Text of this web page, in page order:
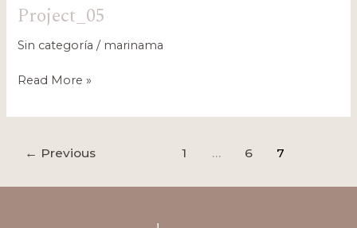
Project_05
Sin categoría / marinama
Read More »
← Previous 1 … 6 7